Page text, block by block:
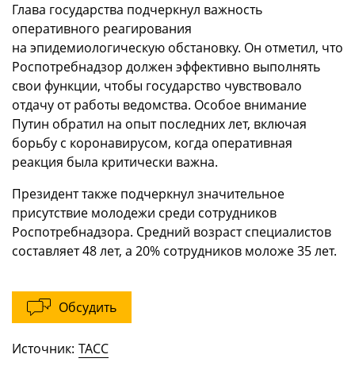
Глава государства подчеркнул важность
оперативного реагирования
на эпидемиологическую обстановку. Он отметил, что
Роспотребнадзор должен эффективно выполнять
свои функции, чтобы государство чувствовало
отдачу от работы ведомства. Особое внимание
Путин обратил на опыт последних лет, включая
борьбу с коронавирусом, когда оперативная
реакция была критически важна.
Президент также подчеркнул значительное
присутствие молодежи среди сотрудников
Роспотребнадзора. Средний возраст специалистов
составляет 48 лет, а 20% сотрудников моложе 35 лет.
Обсудить
Источник: ТАСС